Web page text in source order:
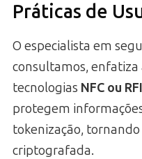
Práticas de
O especialista em
consultamos,
tecnologias NFC ou
protegem
tokenização,
criptografada.